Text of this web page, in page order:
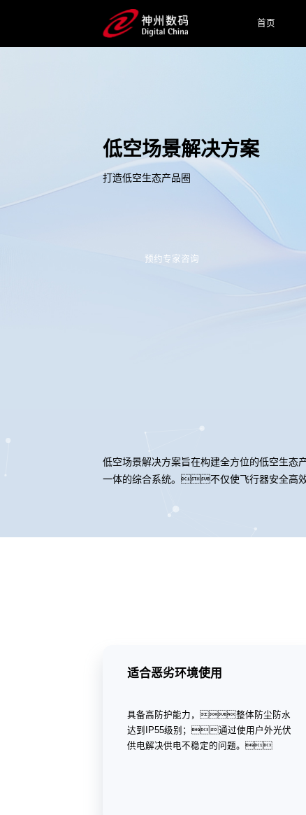
首页
低空场景解决方案
打造低空生态产品圈
预约专家咨询
低空场景解决方案旨在构建全方位的低空
一体的综合系统。不仅使飞行器安全
适合恶劣环境使用
具备高防护能力，整体防尘防水
达到IP55级别；通过使用户外光伏
供电解决供电不稳定的问题。